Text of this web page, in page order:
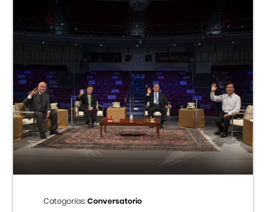
Categorías:Conversatorio